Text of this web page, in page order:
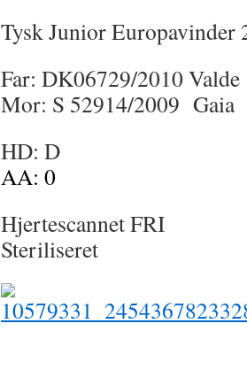
Tysk Junior Europavinder
Far: DK06729/2010 Valde
Mor: S 52914/2009 Gaia
HD: D
AA: 0
Hjertescannet FRI
Steriliseret